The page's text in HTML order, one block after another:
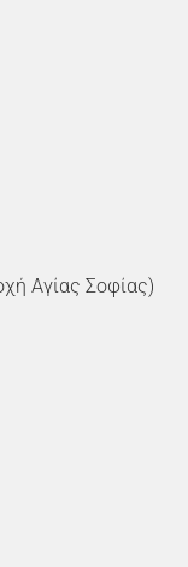
Αγίας Σοφίας)